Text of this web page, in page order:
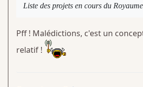
Liste des projets en cours du Royaume
Pff ! Malédictions, c'est un
relatif !